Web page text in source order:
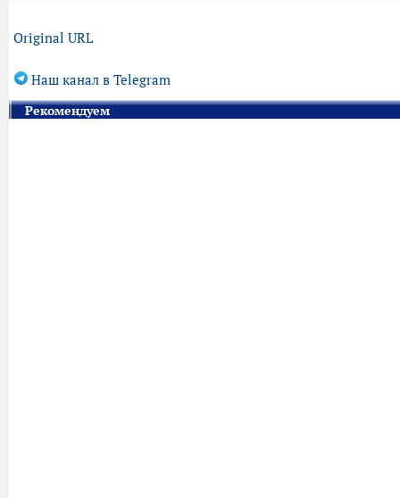
Original URL
Наш канал в Telegram
Рекомендуем